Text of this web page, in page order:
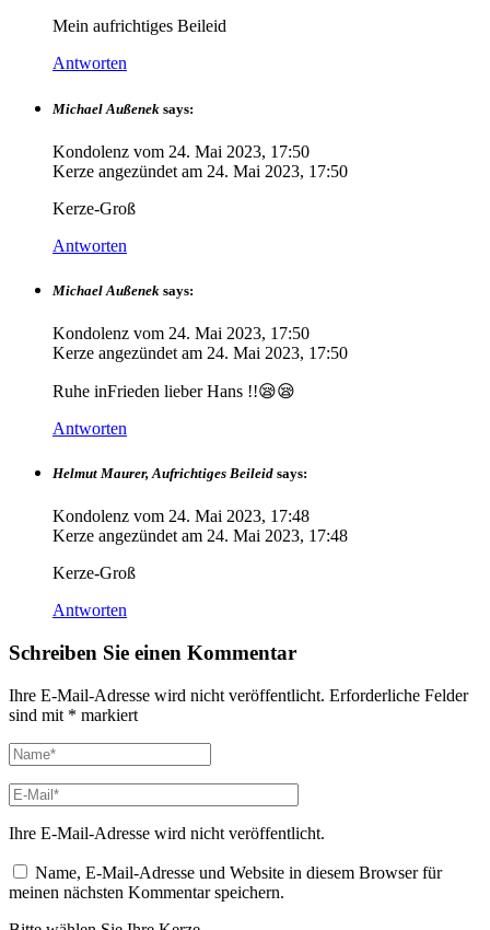
Mein aufrichtiges Beileid
Antworten
Michael Außenek says:
Kondolenz vom 24. Mai 2023, 17:50
Kerze angezündet am 24. Mai 2023, 17:50
Kerze-Groß
Antworten
Michael Außenek says:
Kondolenz vom 24. Mai 2023, 17:50
Kerze angezündet am 24. Mai 2023, 17:50
Ruhe inFrieden lieber Hans !!😪😪
Antworten
Helmut Maurer, Aufrichtiges Beileid says:
Kondolenz vom 24. Mai 2023, 17:48
Kerze angezündet am 24. Mai 2023, 17:48
Kerze-Groß
Antworten
Schreiben Sie einen Kommentar
Ihre E-Mail-Adresse wird nicht veröffentlicht. Erforderliche Felder
sind mit * markiert
Ihre E-Mail-Adresse wird nicht veröffentlicht.
Name, E-Mail-Adresse und Website in diesem Browser für
meinen nächsten Kommentar speichern.